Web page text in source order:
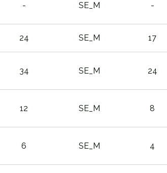
- SE_M -
24 SE_M 17
34 SE_M 24
12 SE_M 8
6 SE_M 4